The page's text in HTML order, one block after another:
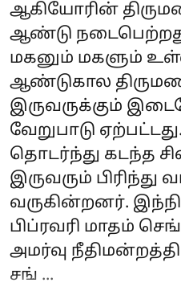
ஆகியோரின்
ஆண்டு
மகனும் மகளும்
ஆண்டுகால
இருவருக்கும்
வேறுபாடு
தொடர்ந்து கடந்த
இருவரும் பிரிந்து
வருகின்றனர்.
பிப்ரவரி மாதம்
அமர்வு
சங் ...